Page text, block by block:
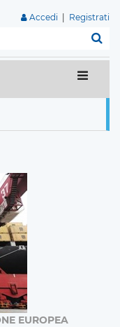
Accedi Registrati
EUROPEA